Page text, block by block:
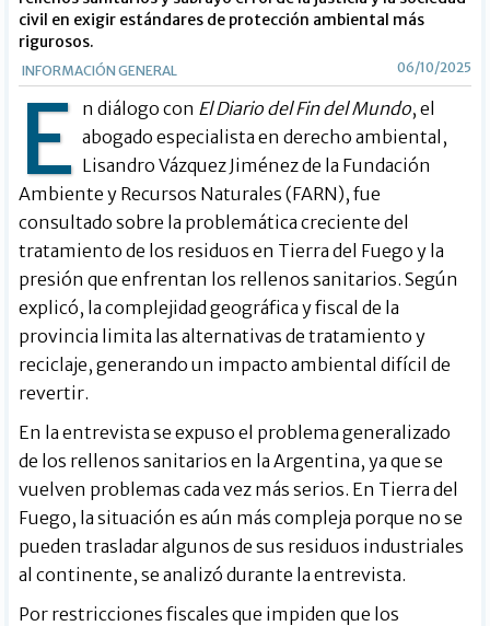
civil en exigir estándares de protección ambiental más
rigurosos.
INFORMACIÓN GENERAL 06/10/2025
E n diálogo con El Diario del Fin del Mundo, el
abogado especialista en derecho ambiental,
Lisandro Vázquez Jiménez de la Fundación
Ambiente y Recursos Naturales (FARN), fue
consultado sobre la problemática creciente del
tratamiento de los residuos en Tierra del Fuego y la
presión que enfrentan los rellenos sanitarios. Según
explicó, la complejidad geográfica y fiscal de la
provincia limita las alternativas de tratamiento y
reciclaje, generando un impacto ambiental difícil de
revertir.
En la entrevista se expuso el problema generalizado
de los rellenos sanitarios en la Argentina, ya que se
vuelven problemas cada vez más serios. En Tierra del
Fuego, la situación es aún más compleja porque no se
pueden trasladar algunos de sus residuos industriales
al continente, se analizó durante la entrevista.
Por restricciones fiscales que impiden que los